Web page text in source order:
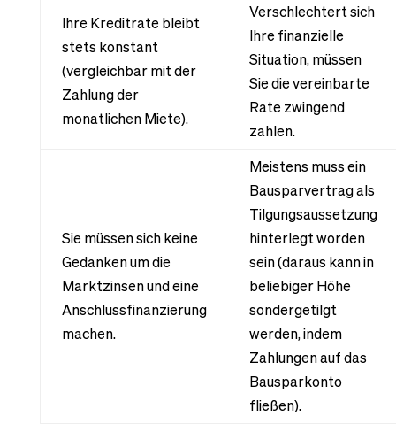
Ihre Kreditrate bleibt
stets konstant
(vergleichbar mit der
Zahlung der
monatlichen Miete).
Verschlechtert sich
Ihre finanzielle
Situation, müssen
Sie die vereinbarte
Rate zwingend
zahlen.
Sie müssen sich keine
Gedanken um die
Marktzinsen und eine
Anschlussfinanzierung
machen.
Meistens muss ein
Bausparvertrag als
Tilgungsaussetzung
hinterlegt worden
sein (daraus kann in
beliebiger Höhe
sondergetilgt
werden, indem
Zahlungen auf das
Bausparkonto
fließen).